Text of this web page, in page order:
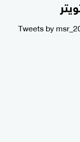
Tweets by